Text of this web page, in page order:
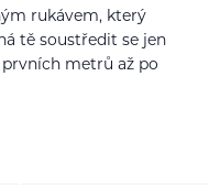
rukávem, který
tě soustředit se jen
metrů až po